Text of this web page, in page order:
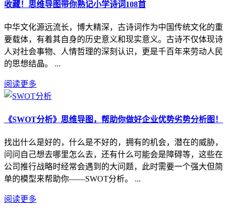
收藏！思维导图带你熟记小学诗词108首
中华文化源远流长，博大精深，古诗词作为中国传统文化的重
要载体，有着其自身的历史意义和现实意义。古诗不仅体现诗
人对社会事物、人情哲理的深刻认识，更是千百年来劳动人民
的思想结晶。 ...
阅读更多
《SWOT分析》思维导图，帮助你做好企业优势劣势分析图！
找出什么是好的，什么是不好的，拥有的机会，潜在的威胁，
问问自己想去哪里怎么去，还有什么可能会是障碍等，这些在
公司推行战略时经常会遇到的大问题，此时需要一个强大但简
单的模型来帮助你——SWOT分析。 ...
阅读更多